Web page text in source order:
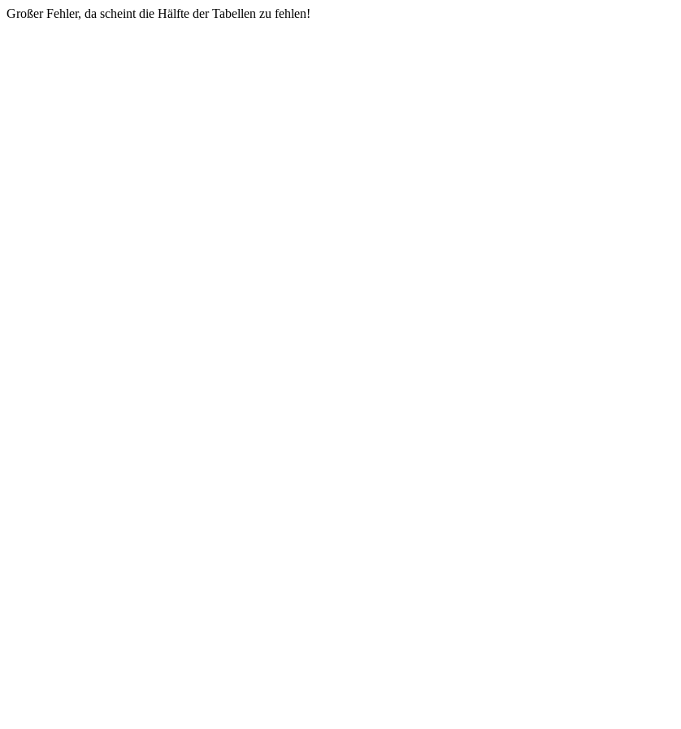
Großer Fehler, da scheint die Hälfte der Tabellen zu fehlen!